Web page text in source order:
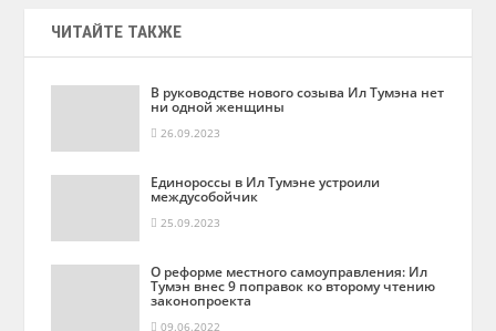
ЧИТАЙТЕ ТАКЖЕ
В руководстве нового созыва Ил Тумэна нет
ни одной женщины
26.09.2023
Единороссы в Ил Тумэне устроили
междусобойчик
25.09.2023
О реформе местного самоуправления: Ил
Тумэн внес 9 поправок ко второму чтению
законопроекта
09.06.2022